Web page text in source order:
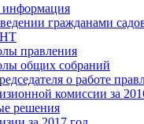
гражданами
правления
общих собраний
о работе
комиссии за
решения